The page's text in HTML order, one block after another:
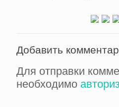
Добавить
Для отправки
необходимо